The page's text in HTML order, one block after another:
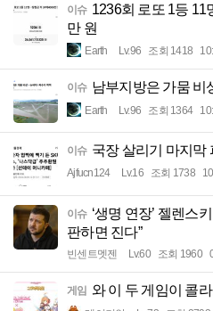
이슈 1236회 로또 1등
만 원
Earth Lv.96 조회 1418
이슈 남부지방은 가뭄 비
Earth Lv.96 조회 1364
이슈 국장 살리기 마지막
Ajfucn124 Lv.16 조회 1738
이슈 ‘생명 연장’ 젤렌스
판하면 진다”
빈센트멧젠 Lv.60 조회 1960
게임 와 이 두 게임이 콜